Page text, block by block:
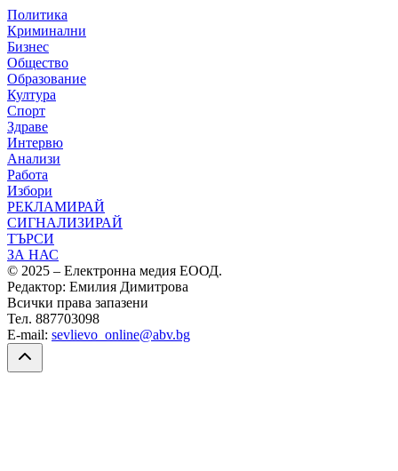
Политика
Криминални
Бизнес
Общество
Образование
Култура
Спорт
Здраве
Интервю
Анализи
Работа
Избори
РЕКЛАМИРАЙ
СИГНАЛИЗИРАЙ
ТЪРСИ
ЗА НАС
© 2025 – Електронна медия ЕООД.
Редактор: Емилия Димитрова
Всички права запазени
Тел. 887703098
E-mail: sevlievo_online@abv.bg